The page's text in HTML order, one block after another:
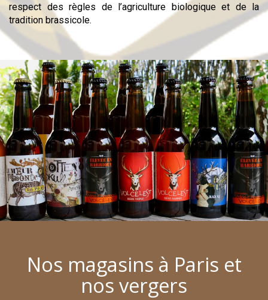
respect des règles de l’agriculture biologique et de la
tradition brassicole.
Nos magasins à Paris et
nos vergers